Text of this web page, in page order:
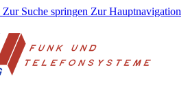
Zur Suche springen Zur Hauptnavigation